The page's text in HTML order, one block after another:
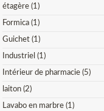
étagère (1)
Formica (1)
Guichet (1)
Industriel (1)
Intérieur de pharmacie (5)
laiton (2)
Lavabo en marbre (1)